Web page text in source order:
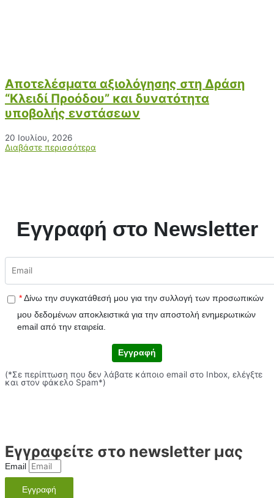
Αποτελέσματα αξιολόγησης στη Δράση
“Κλειδί Προόδου” και δυνατότητα
υποβολής ενστάσεων
20 Ιουλίου, 2026
Διαβάστε περισσότερα
Εγγραφή στο Newsletter
* Δίνω την συγκατάθεσή μου για την συλλογή των προσωπικών
μου δεδομένων αποκλειστικά για την αποστολή ενημερωτικών
email από την εταιρεία.
Εγγραφή
(*Σε περίπτωση που δεν λάβατε κάποιο email στο Inbox, ελέγξτε
και στον φάκελο Spam*)
Εγγραφείτε στο newsletter μας
Email
Εγγραφή